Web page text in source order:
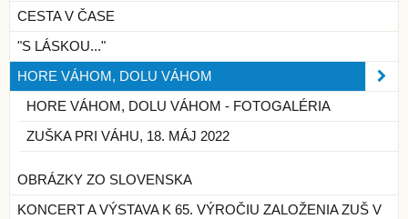
CESTA V ČASE
"S LÁSKOU..."
HORE VÁHOM, DOLU VÁHOM
HORE VÁHOM, DOLU VÁHOM - FOTOGALÉRIA
ZUŠKA PRI VÁHU, 18. MÁJ 2022
OBRÁZKY ZO SLOVENSKA
KONCERT A VÝSTAVA K 65. VÝROČIU ZALOŽENIA ZUŠ V